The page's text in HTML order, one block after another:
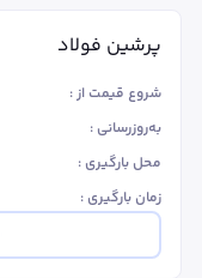
پرشین فولاد
شروع قیمت از :
به‌روزرسانی :
محل بارگیری :
زمان بارگیری :